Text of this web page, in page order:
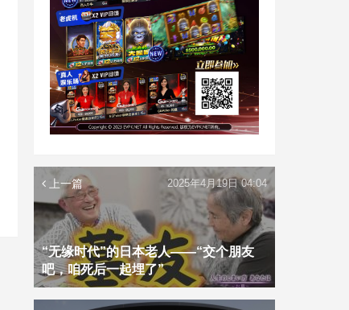
上一篇
“无缘时代”的日本老人——“交个朋友
吧，咱死后一起埋了”
2025年4月19日 04:04